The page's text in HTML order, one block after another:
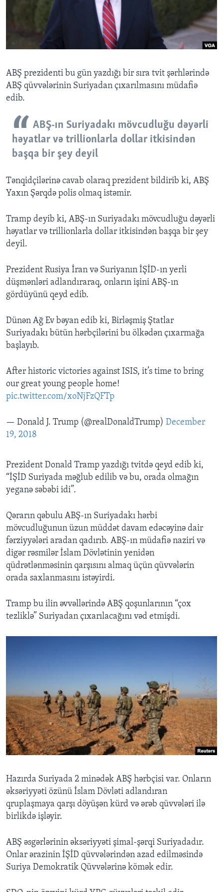
Dillər
ABŞ prezidenti bu gün yazdığı bir sıra tvit şərhlərində
ABŞ qüvvələrinin Suriyadan çıxarılmasını müdafiə
edib.
ABŞ-ın Suriyadakı mövcudluğu dəyərli
həyatlar və trillionlarla dollar itkisindən
başqa bir şey deyil
Tənqidçilərinə cavab olaraq prezident bildirib ki, ABŞ
Yaxın Şərqdə polis olmaq istəmir.
Tramp deyib ki, ABŞ-ın Suriyadakı mövcudluğu dəyərli
həyatlar və trillionlarla dollar itkisindən başqa bir şey
deyil.
Prezident Rusiya İran və Suriyanın İŞİD-ın yerli
düşmənləri adlandıraraq, onların işini ABŞ-ın
gördüyünü qeyd edib.
Dünən Ağ Ev bəyan edib ki, Birləşmiş Ştatlar
Suriyadakı bütün hərbçilərini bu ölkədən çıxarmağa
başlayıb.
After historic victories against ISIS, it’s time to bring
our great young people home!
pic.twitter.com/xoNjFzQFTp
— Donald J. Trump (@realDonaldTrump) December
19, 2018
Prezident Donald Tramp yazdığı tvitdə qeyd edib ki,
“İŞİD Suriyada məğlub edilib və bu, orada olmağın
yeganə səbəbi idi”.
Qərarın qəbulu ABŞ-ın Suriyadakı hərbi
mövcudluğunun üzun müddət davam edəcəyinə dair
fərziyyələri aradan qadırıb. ABŞ-ın müdafiə naziri və
digər rəsmilər İslam Dövlətinin yenidən
qüdrətlənməsinin qarşısını almaq üçün qüvvələrin
orada saxlanmasını istəyirdi.
Tramp bu ilin əvvəllərində ABŞ qoşunlarının “çox
tezliklə” Suriyadan çıxarılacağını vəd etmişdi.
Hazırda Suriyada 2 minədək ABŞ hərbçisi var. Onların
əksəriyyəti özünü İslam Dövləti adlandıran
qruplaşmaya qarşı döyüşən kürd və ərəb qüvvələri ilə
birlikdə işləyir.
ABŞ əsgərlərinin əksəriyyəti şimal-şərqi Suriyadadır.
Onlar ərazinin İŞİD qüvvələrindən azad edilməsində
Suriya Demokratik Qüvvələrinə kömək edir.